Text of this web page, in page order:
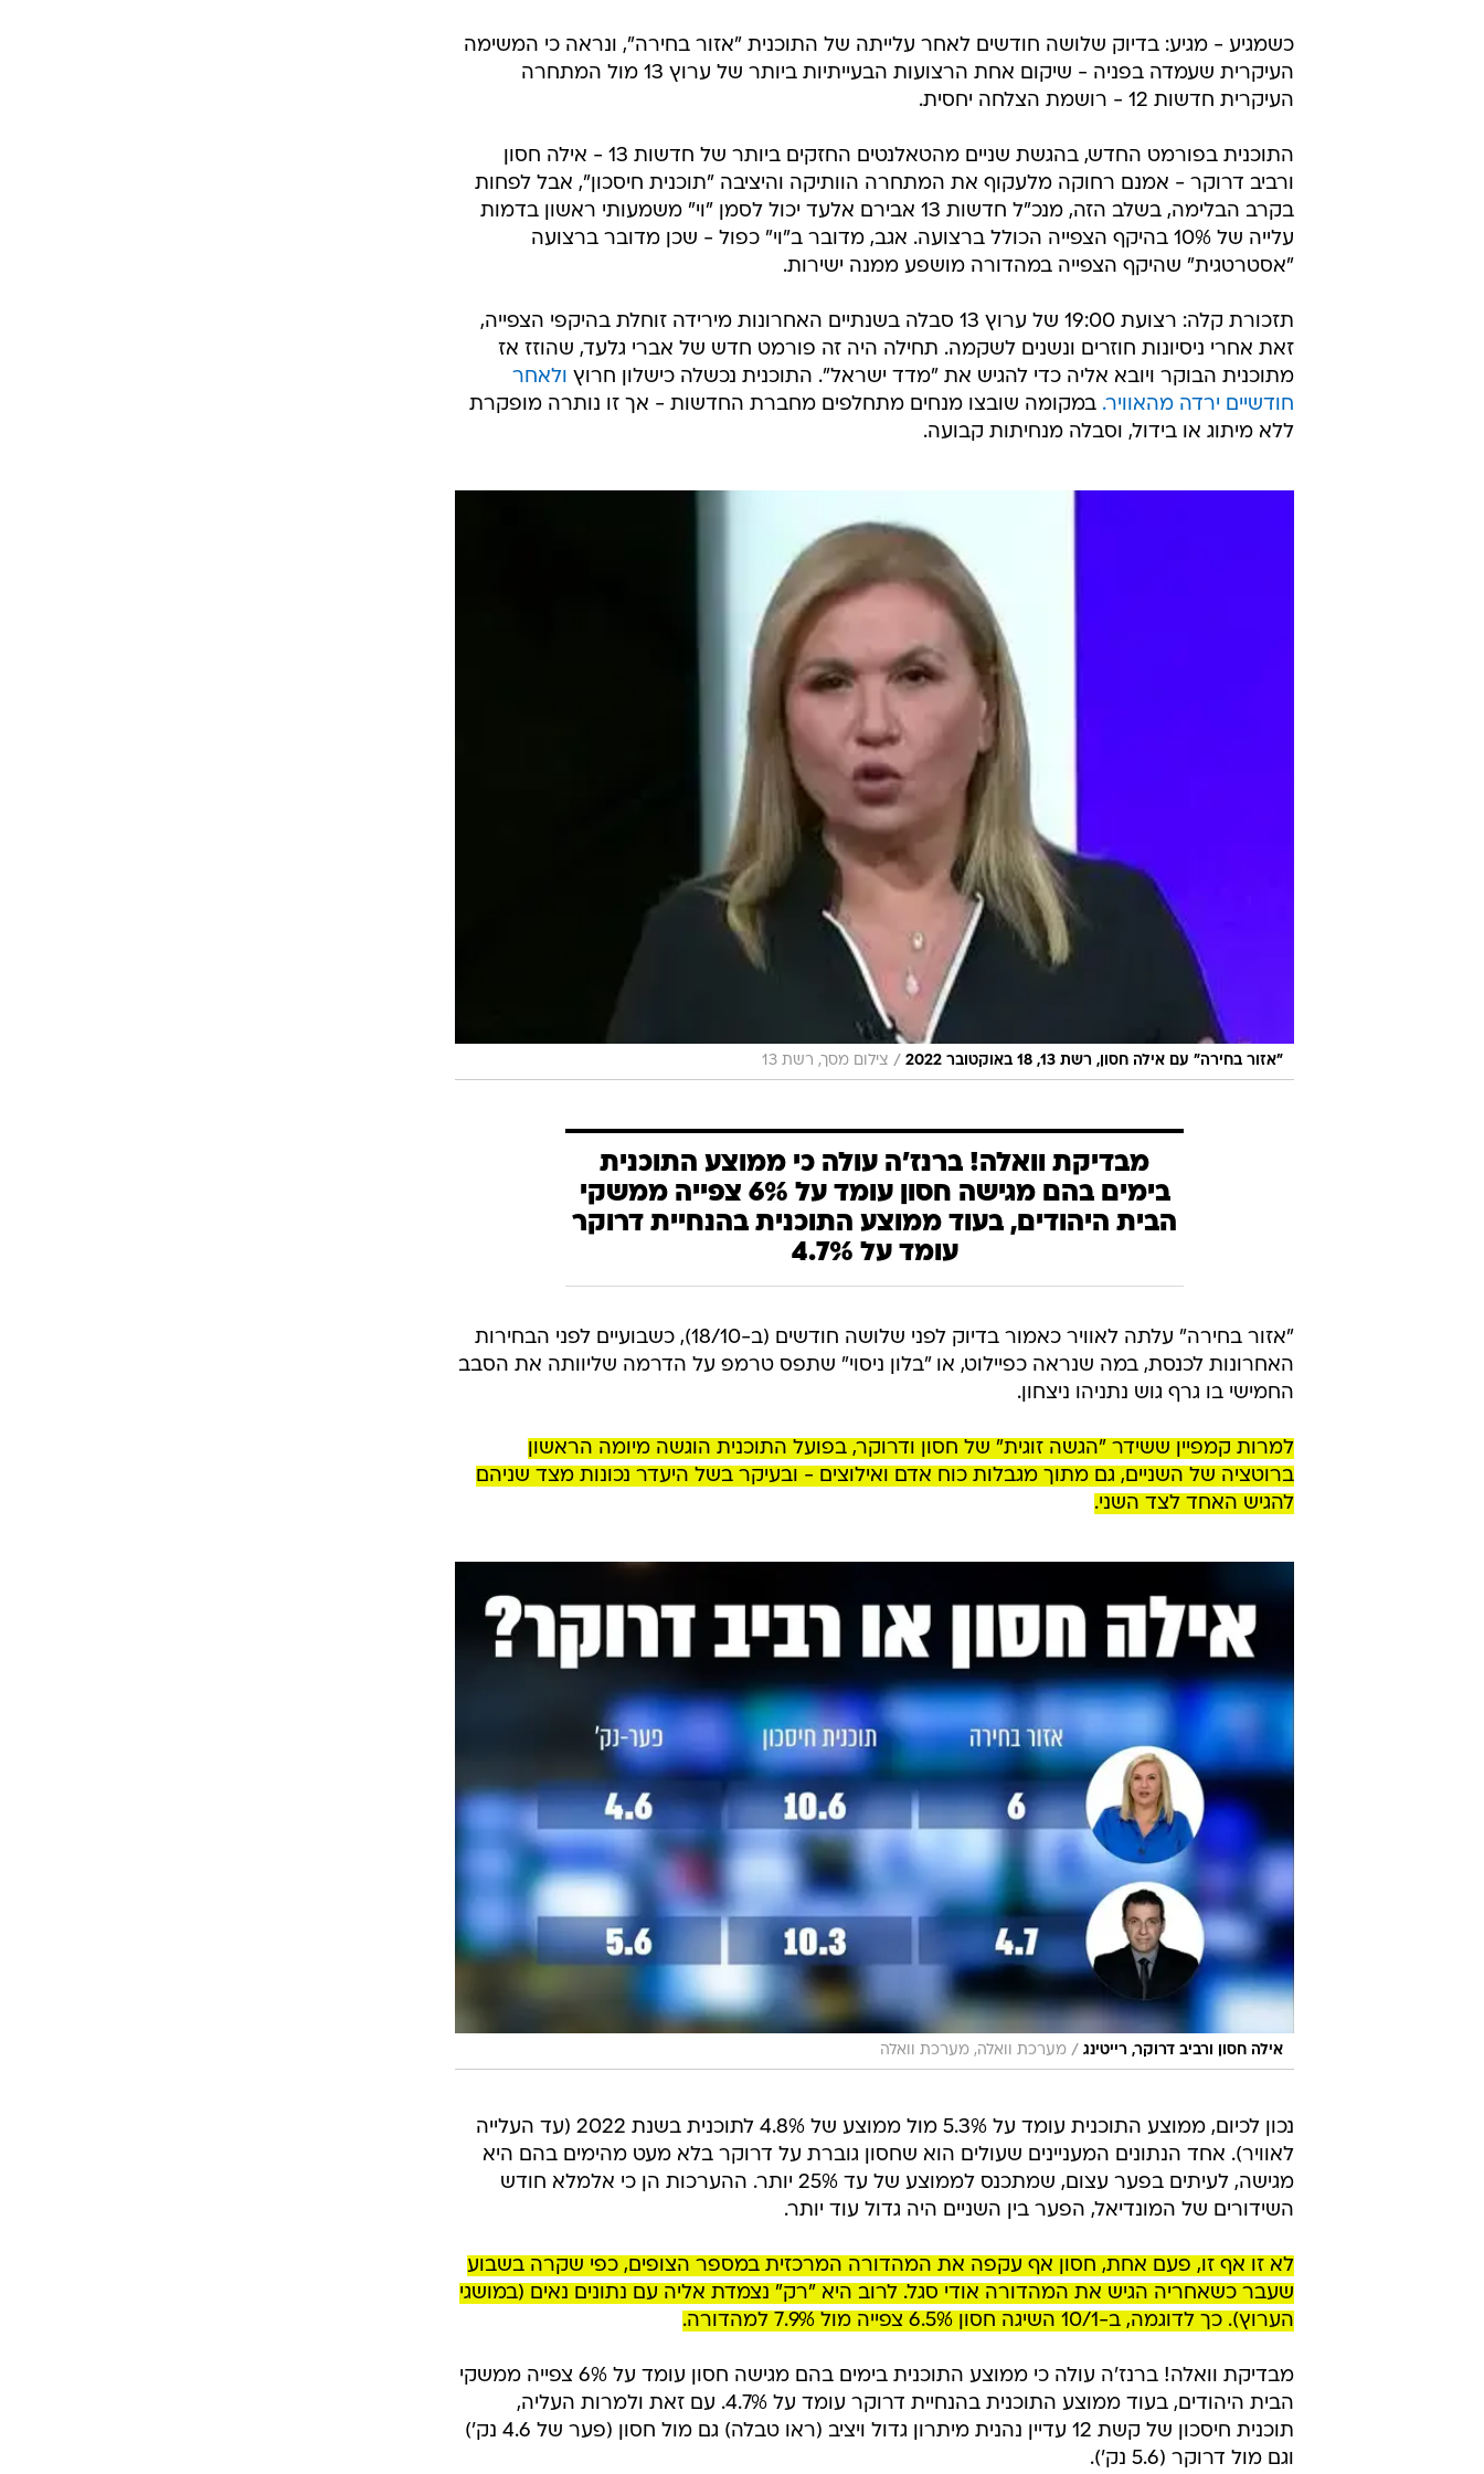
כשמגיע - מגיע: בדיוק שלושה חודשים לאחר עלייתה של התוכנית "אזור בחירה", ונראה כי המשימה
העיקרית שעמדה בפניה - שיקום אחת הרצועות הבעייתיות ביותר של ערוץ 13 מול המתחרה
העיקרית חדשות 12 - רושמת הצלחה יחסית.
התוכנית בפורמט החדש, בהגשת שניים מהטאלנטים החזקים ביותר של חדשות 13 - אילה חסון
ורביב דרוקר - אמנם רחוקה מלעקוף את המתחרה הוותיקה והיציבה "תוכנית חיסכון", אבל לפחות
בקרב הבלימה, בשלב הזה, מנכ"ל חדשות 13 אבירם אלעד יכול לסמן "וי" משמעותי ראשון בדמות
עלייה של 10% בהיקף הצפייה הכולל ברצועה. אגב, מדובר ב"וי" כפול - שכן מדובר ברצועה
"אסטרטגית" שהיקף הצפייה במהדורה מושפע ממנה ישירות.
תזכורת קלה: רצועת 19:00 של ערוץ 13 סבלה בשנתיים האחרונות מירידה זוחלת בהיקפי הצפייה,
זאת אחרי ניסיונות חוזרים ונשנים לשקמה. תחילה היה זה פורמט חדש של אברי גלעד, שהוזז אז
מתוכנית הבוקר ויובא אליה כדי להגיש את "מדד ישראל". התוכנית נכשלה כישלון חרוץ ולאחר
חודשיים ירדה מהאוויר. במקומה שובצו מנחים מתחלפים מחברת החדשות - אך זו נותרה מופקרת
ללא מיתוג או בידול, וסבלה מנחיתות קבועה.
"אזור בחירה" עם אילה חסון, רשת 13, 18 באוקטובר 2022 / צילום מסך, רשת 13
מבדיקת וואלה! ברנז'ה עולה כי ממוצע התוכנית
בימים בהם מגישה חסון עומד על 6% צפייה ממשקי
הבית היהודים, בעוד ממוצע התוכנית בהנחיית דרוקר
עומד על 4.7%
"אזור בחירה" עלתה לאוויר כאמור בדיוק לפני שלושה חודשים (ב-18/10), כשבועיים לפני הבחירות
האחרונות לכנסת, במה שנראה כפיילוט, או "בלון ניסוי" שתפס טרמפ על הדרמה שליוותה את הסבב
החמישי בו גרף גוש נתניהו ניצחון.
למרות קמפיין ששידר "הגשה זוגית" של חסון ודרוקר, בפועל התוכנית הוגשה מיומה הראשון
ברוטציה של השניים, גם מתוך מגבלות כוח אדם ואילוצים - ובעיקר בשל היעדר נכונות מצד שניהם
להגיש האחד לצד השני.
אילה חסון ורביב דרוקר, רייטינג / מערכת וואלה, מערכת וואלה
נכון לכיום, ממוצע התוכנית עומד על 5.3% מול ממוצע של 4.8% לתוכנית בשנת 2022 (עד העלייה
לאוויר). אחד הנתונים המעניינים שעולים הוא שחסון גוברת על דרוקר בלא מעט מהימים בהם היא
מגישה, לעיתים בפער עצום, שמתכנס לממוצע של עד 25% יותר. ההערכות הן כי אלמלא חודש
השידורים של המונדיאל, הפער בין השניים היה גדול עוד יותר.
לא זו אף זו, פעם אחת, חסון אף עקפה את המהדורה המרכזית במספר הצופים, כפי שקרה בשבוע
שעבר כשאחריה הגיש את המהדורה אודי סגל. לרוב היא "רק" נצמדת אליה עם נתונים נאים (במושגי
הערוץ). כך לדוגמה, ב-10/1 השיגה חסון 6.5% צפייה מול 7.9% למהדורה.
מבדיקת וואלה! ברנז'ה עולה כי ממוצע התוכנית בימים בהם מגישה חסון עומד על 6% צפייה ממשקי
הבית היהודים, בעוד ממוצע התוכנית בהנחיית דרוקר עומד על 4.7%. עם זאת ולמרות העליה,
תוכנית חיסכון של קשת 12 עדיין נהנית מיתרון גדול ויציב (ראו טבלה) גם מול חסון (פער של 4.6 נק')
וגם מול דרוקר (5.6 נק').